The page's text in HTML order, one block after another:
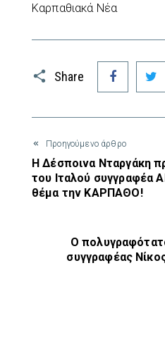
Καρπαθιακά Νέα
Share
Προηγούμενο άρθρο
Η Δέσποινα Νταργάκη
του Ιταλού συγγραφέα
θέμα την ΚΑΡΠΑΘΟ!
Ο
συγγραφέας